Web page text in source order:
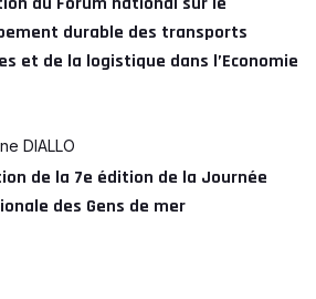
durable des transports
et de la logistique dans l’Economie
DIALLO
de la 7e édition de la Journée
des Gens de mer